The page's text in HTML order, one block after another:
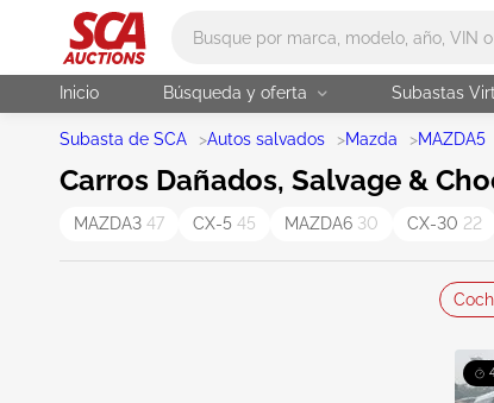
Inicio Búsqueda y oferta Subastas
Subasta de SCA >Autos salvados >Mazda >MAZDA5
Carros Dañados, Salvage &
MAZDA3 47 CX-5 45 MAZDA6 30 CX-30 22